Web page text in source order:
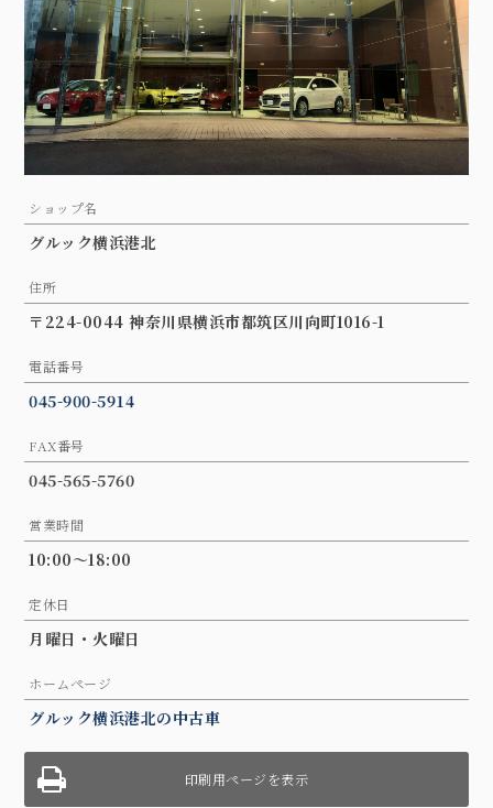
ショップ名
グルック横浜港北
住所
〒224-0044 神奈川県横浜市都筑区川向町1016-1
電話番号
045-900-5914
FAX番号
045-565-5760
営業時間
10:00～18:00
定休日
月曜日・火曜日
ホームページ
グルック横浜港北の中古車
印刷用ページを表示